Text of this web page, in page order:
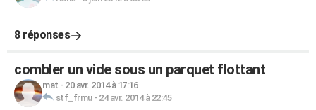
8 réponses
combler un vide sous un parquet flottant
mat - 20 avr. 2014 à 17:16
stf_frmu- 24 avr. 2014 à 22:45